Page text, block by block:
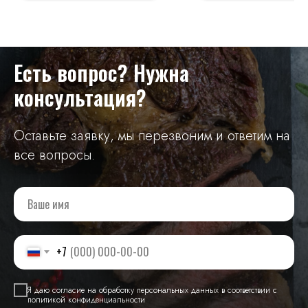
Есть вопрос? Нужна
консультация?
Оставьте заявку, мы перезвоним и ответим на
все вопросы.
+7
Я даю согласие на обработку персональных данных в соответствии с
политикой конфиденциальности